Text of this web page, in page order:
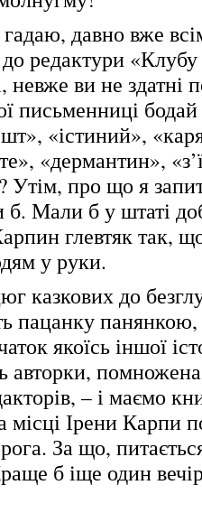
давно вже
редактури «Клубу
невже ви не здатні
письменниці
«істиний»,
«дермантин»,
Утім, про що я
б. Мали б у штаті
глевтяк так,
у руки.
казкових до
пацанку панянкою,
якоїсь іншої
авторки,
– і маємо
місці Ірени Карпи
За що,
б іще один